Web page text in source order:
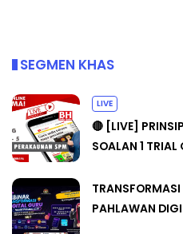
SEGMEN KHAS
LIVE
🔴 [LIVE]
SOALAN 1
PAHLAWAN